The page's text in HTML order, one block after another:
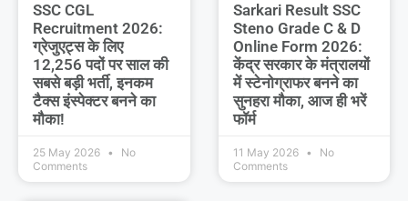
SSC CGL
Recruitment 2026:
ग्रेजुएट्स के लिए
12,256 पदों पर साल की
सबसे बड़ी भर्ती, इनकम
टैक्स इंस्पेक्टर बनने का
मौका!
25 May 2026
No
Comments
Sarkari Result SSC
Steno Grade C & D
Online Form 2026:
केंद्र सरकार के मंत्रालयों
में स्टेनोग्राफर बनने का
सुनहरा मौका, आज ही भरें
फॉर्म
11 May 2026
No
Comments